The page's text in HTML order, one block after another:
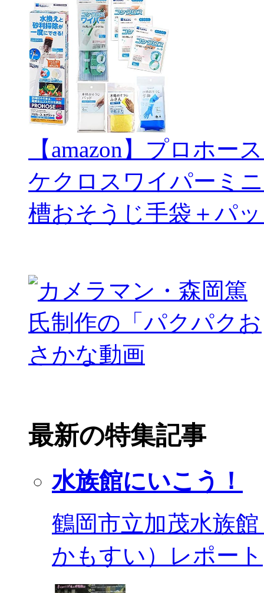
【amazon】プロホー
ケクロスワイパーミ
槽おそうじ手袋＋パ
最新の特集記事
水族館にいこう！
鶴岡市立加茂水族
かもすい）レポート